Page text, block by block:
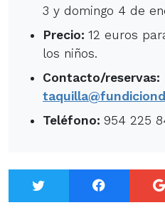
3 y domingo 4 de
Precio: 12 euros
los niños.
Contacto/reservas:
Teléfono: 954 225
Twitter Facebook